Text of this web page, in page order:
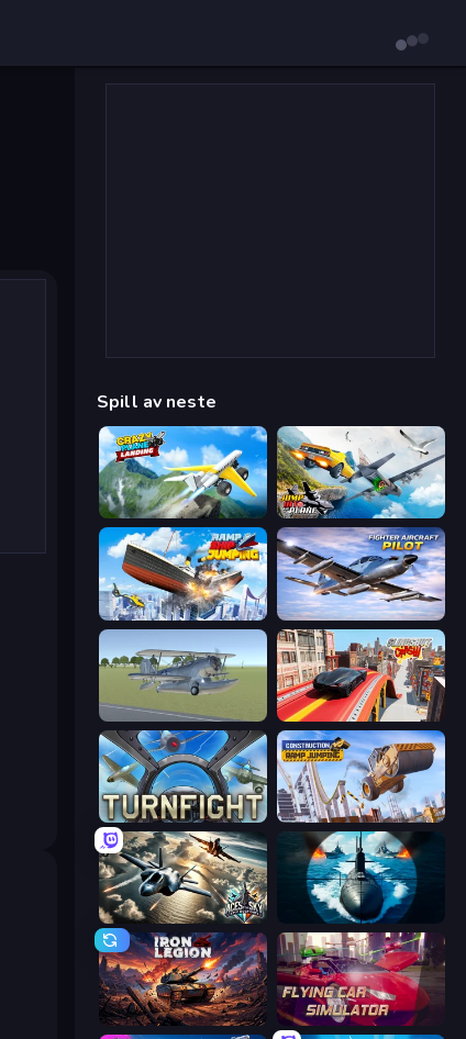
Spill av neste
Crazy Plane Landing Jump Into The Plane
Ship Ramp Jumping Fighter Aircraft Pilot
3D Flight Simulator Slingshot Crash
Turnfight Construction Ramp Jumping
Aces of the Sky: Epic Dogfights Ships Battlefield 3D
Iron Legion Flying Car Simulator